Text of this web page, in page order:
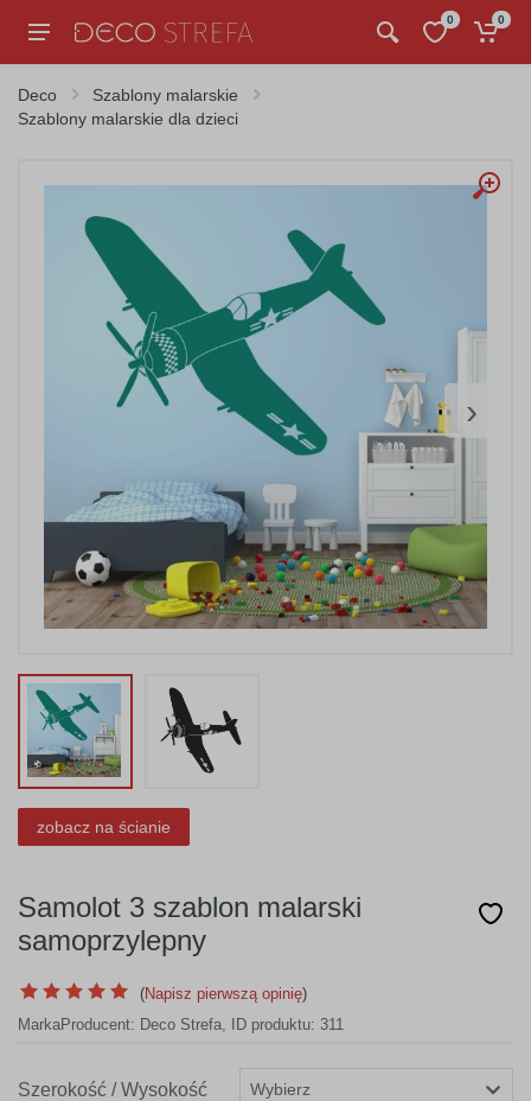
0 0
Deco
Szablony malarskie
Szablony malarskie dla dzieci
›
zobacz na ścianie
Samolot 3 szablon malarski
samoprzylepny
(Napisz pierwszą opinię)
MarkaProducent: Deco Strefa, ID produktu: 311
Szerokość / Wysokość